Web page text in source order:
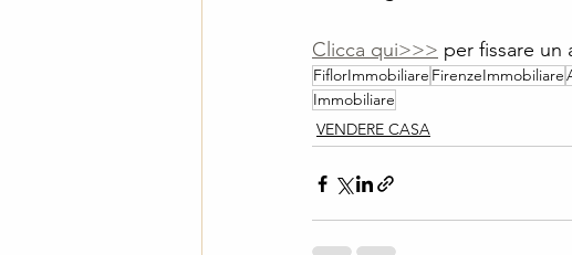
Clicca qui>>> per fissare
FiflorImmobiliare FirenzeImmobiliare
Immobiliare
VENDERE CASA